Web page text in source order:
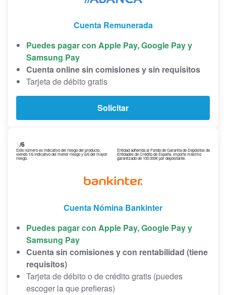
Cuenta Remunerada
Puedes pagar con Apple Pay, Google Pay y
Samsung Pay
Cuenta online sin comisiones y sin requisitos
Tarjeta de débito gratis
Solicitar
1/6
Este número es indicativo del riesgo del producto,
siendo 1/6 indicativo del menor riesgo y 6/6 del mayor
riesgo.
Entidad adherida al Fondo de Garantía de Depósitos de
Entidades de Crédito de España. Importe máximo
garantizado de 100.000€ por depositante.
Cuenta Nómina Bankinter
Puedes pagar con Apple Pay, Google Pay y
Samsung Pay
Cuenta sin comisiones y con rentabilidad (tiene
requisitos)
Tarjeta de débito o de crédito gratis (puedes
escoger la que prefieras)